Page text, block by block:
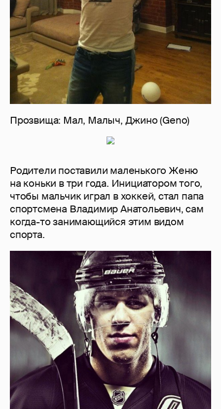
Прозвища: Мал, Малыч, Джино (Geno)
Родители поставили маленького Женю
на коньки в три года. Инициатором того,
чтобы мальчик играл в хоккей, стал папа
спортсмена Владимир Анатольевич, сам
когда-то занимающийся этим видом
спорта.